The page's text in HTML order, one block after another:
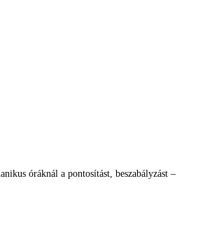
óráknál a pontosítást, beszabályzást –